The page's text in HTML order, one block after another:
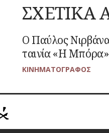
παρατίθενται παραπομπές,
ερευνητές που επιθυμούν
να ενημερώνονται για
ΣΧΕΤΙΚΑ
Ο Παύλος
ταινία «Η Μπόρα»
ΚΙΝΗΜΑΤΟΓΡΑΦΟΣ
Μεταβείτε
στο
άρθρο
:
Ο
Παύλος
και
βουβή
Μπόρα»